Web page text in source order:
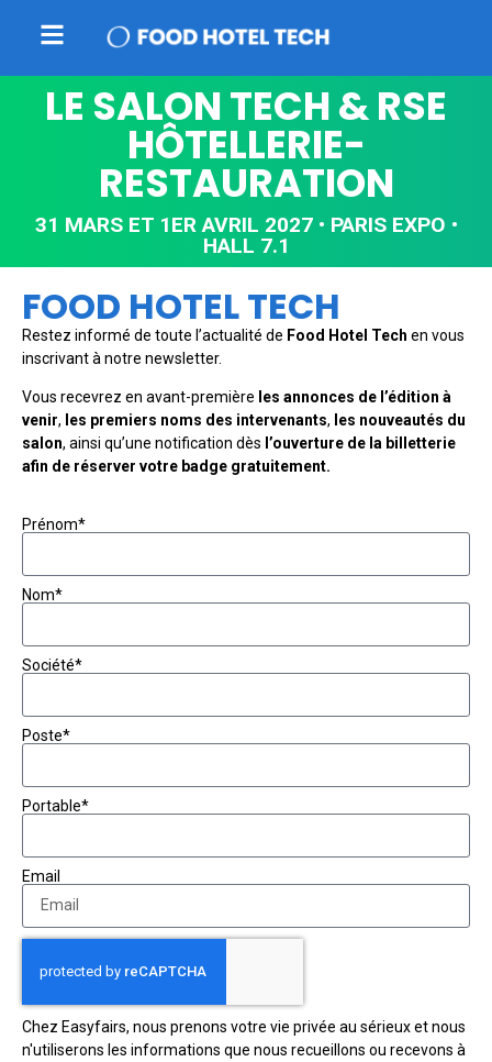
LE SALON TECH & RSE
HÔTELLERIE-
RESTAURATION
31 MARS ET 1ER AVRIL 2027 • PARIS EXPO •
HALL 7.1
FOOD HOTEL TECH
Restez informé de toute l’actualité de Food Hotel Tech en vous
inscrivant à notre newsletter.
Vous recevrez en avant-première les annonces de l’édition à
venir, les premiers noms des intervenants, les nouveautés du
salon, ainsi qu’une notification dès l’ouverture de la billetterie
afin de réserver votre badge gratuitement.
Prénom*
Nom*
Société*
Poste*
Portable*
Email
Chez Easyfairs, nous prenons votre vie privée au sérieux et nous
n'utiliserons les informations que nous recueillons ou recevons à